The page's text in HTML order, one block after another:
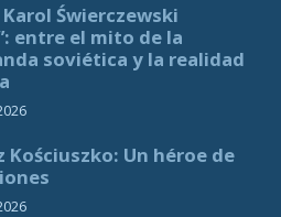
Świerczewski
entre el mito de la
soviética y la realidad
Kościuszko: Un héroe de